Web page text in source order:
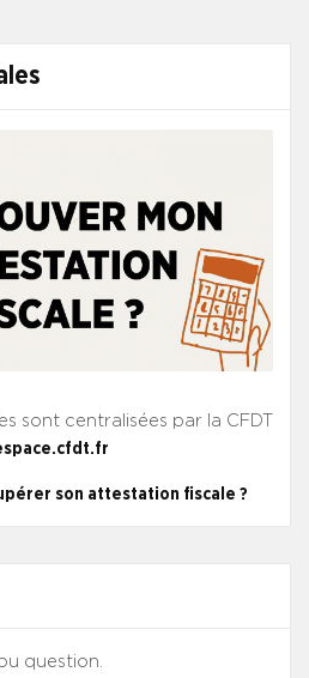
sont centralisées par la CFDT
son attestation fiscale ?
question.